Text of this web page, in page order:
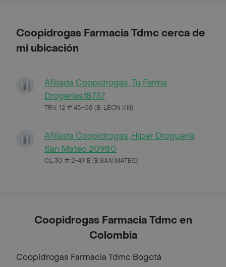
Coopidrogas Farmacia Tdmc cerca de
mi ubicación
Afiliada Coopidrogas, Tu Farma
Drogerias18757
TRV. 12 # 45-08 (B. LEON XIII)
Afiliada Coopidrogas, Hiper Drogueria
San Mateo 20980
CL.30 # 2-49 E (B.SAN MATEO)
Coopidrogas Farmacia Tdmc en
Colombia
Coopidrogas Farmacia Tdmc Bogotá